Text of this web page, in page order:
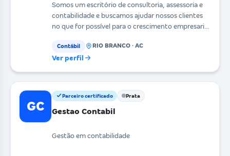
Somos um escritório de consultoria, assessoria e
contabilidade e buscamos ajudar nossos clientes
no que for possível para o crescimento empresarial
Contábil RIO BRANCO · AC
Ver perfil
GC
Parceiro certificado Prata
Gestao Contabil
Gestão em contabilidade